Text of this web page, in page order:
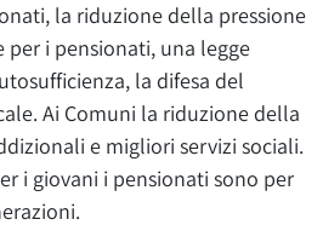
la riduzione della pressione
per i pensionati, una legge
la difesa del
Ai Comuni la riduzione della
e migliori servizi sociali.
i giovani i pensionati sono per